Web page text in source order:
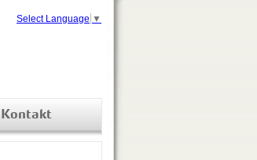
Kontakt
Select Language ▼